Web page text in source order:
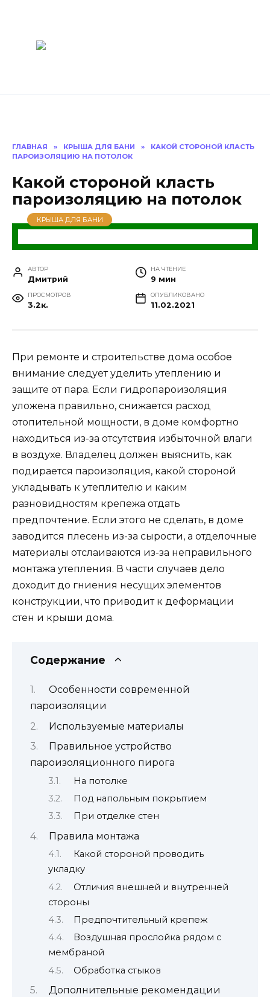
ГЛАВНАЯ » КРЫША ДЛЯ БАНИ »
КАКОЙ СТОРОНОЙ КЛАСТЬ
ПАРОИЗОЛЯЦИЮ НА ПОТОЛОК
Какой стороной класть
пароизоляцию на потолок
КРЫША ДЛЯ БАНИ
АВТОР
Дмитрий
НА ЧТЕНИЕ
9 мин
ПРОСМОТРОВ
3.2к.
ОПУБЛИКОВАНО
11.02.2021
При ремонте и строительстве дома особое
внимание следует уделить утеплению и
защите от пара. Если гидропароизоляция
уложена правильно, снижается расход
отопительной мощности, в доме комфортно
находиться из-за отсутствия избыточной влаги
в воздухе. Владелец должен выяснить, как
подирается пароизоляция, какой стороной
укладывать к утеплителю и каким
разновидностям крепежа отдать
предпочтение. Если этого не сделать, в доме
заводится плесень из-за сырости, а отделочные
материалы отслаиваются из-за неправильного
монтажа утепления. В части случаев дело
доходит до гниения несущих элементов
конструкции, что приводит к деформации
стен и крыши дома.
Содержание
Особенности современной
пароизоляции
Используемые материалы
Правильное устройство
пароизоляционного пирога
На потолке
Под напольным покрытием
При отделке стен
Правила монтажа
Какой стороной проводить
укладку
Отличия внешней и внутренней
стороны
Предпочтительный крепеж
Воздушная прослойка рядом с
мембраной
Обработка стыков
Дополнительные рекомендации